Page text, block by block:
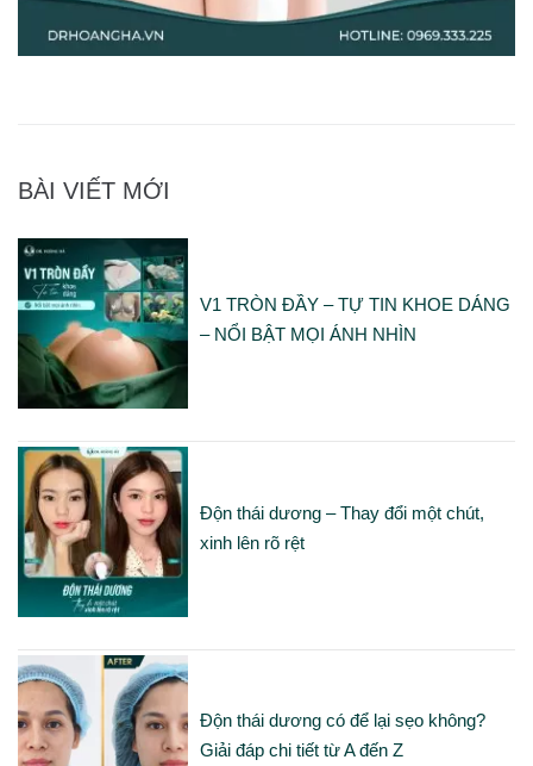
BÀI VIẾT MỚI
V1 TRÒN ĐẦY – TỰ TIN KHOE DÁNG
– NỔI BẬT MỌI ÁNH NHÌN
Độn thái dương – Thay đổi một chút,
xinh lên rõ rệt
Độn thái dương có để lại sẹo không?
Giải đáp chi tiết từ A đến Z